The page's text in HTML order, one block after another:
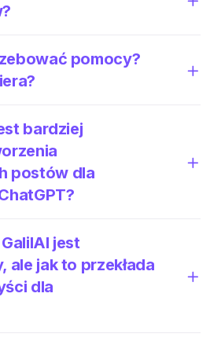
pomocy?
bardziej
postów dla
jest
ale jak to przekłada
dla